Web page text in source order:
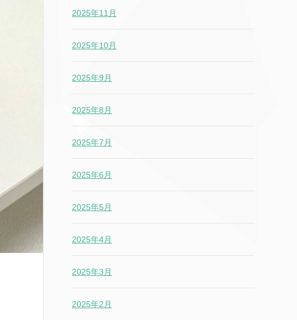
2025年11月
2025年10月
2025年9月
2025年8月
2025年7月
2025年6月
2025年5月
2025年4月
2025年3月
2025年2月